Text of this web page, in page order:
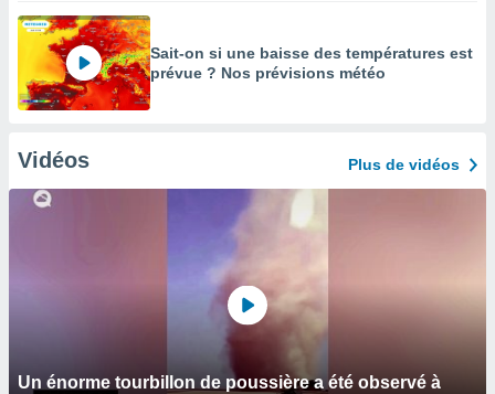
Sait-on si une baisse des températures est
prévue ? Nos prévisions météo
Vidéos Plus de vidéos
Un énorme tourbillon de poussière a été observé à